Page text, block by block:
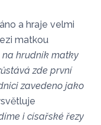
a hraje velmi
matkou
na hrudník matky
zde první
zavedeno jako
i císařské řezy